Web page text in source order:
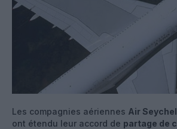
Les compagnies aériennes Air
ont étendu leur accord de partage de